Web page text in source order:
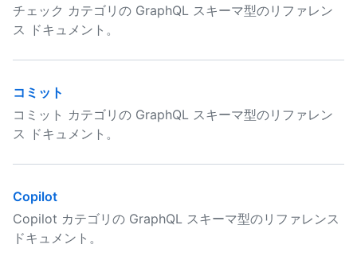
チェック カテゴリの GraphQL スキーマ型のリファレン
ス ドキュメント。
コミット
コミット カテゴリの GraphQL スキーマ型のリファレン
ス ドキュメント。
Copilot
Copilot カテゴリの GraphQL スキーマ型のリファレンス
ドキュメント。